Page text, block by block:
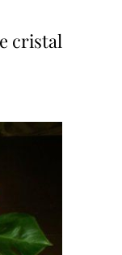
cristal
₡226,125.